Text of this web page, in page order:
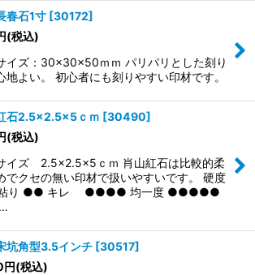
春石1寸 [30172]
(税込)
イズ：30×30×50ｍｍ パリパリとした刻り
地よい。 初心者にも刻りやすい印材です。
石2.5×2.5×5ｃｍ [30490]
(税込)
イズ 2.5×2.5×5ｃｍ 肖山紅石は比較的柔
でクセの無い印材で扱いやすいです。 硬度
り ●● キレ ●●●● 均一度 ●●●●●
坑角型3.5インチ [30517]
円(税込)